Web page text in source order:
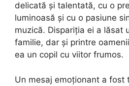
delicată și talentată, cu o
luminoasă și cu o pasiune
muzică. Dispariția ei a lăsat
familie, dar și printre
ea un copil cu viitor frumos.
Un mesaj emoționant a fost